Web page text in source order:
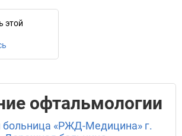
этой
офтальмологии
больница «РЖД-Медицина» г.